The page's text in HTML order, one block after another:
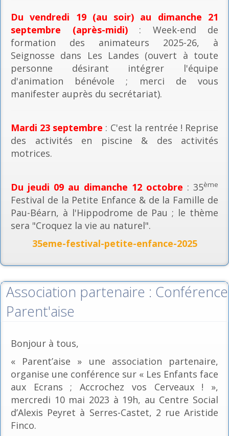
Du vendredi 19 (au soir) au dimanche 21
septembre (après-midi): Week-end de
formation des animateurs 2025-26, à
Seignosse dans Les Landes (ouvert à toute
personne désirant intégrer l'équipe
d'animation bénévole ; merci de vous
manifester auprès du secrétariat).
Mardi 23 septembre : C'est la rentrée ! Reprise
des activités en piscine & des activités
motrices.
Du jeudi 09 au dimanche 12 octobre : 35ème
Festival de la Petite Enfance & de la Famille de
Pau-Béarn, à l'Hippodrome de Pau ; le thème
sera "Croquez la vie au naturel".
35eme-festival-petite-enfance-2025
Association partenaire : Conférence
Parent'aise
Bonjour à tous,
« Parent’aise » une association partenaire,
organise une conférence sur « Les Enfants face
aux Ecrans ; Accrochez vos Cerveaux ! »,
mercredi 10 mai 2023 à 19h, au Centre Social
d’Alexis Peyret à Serres-Castet, 2 rue Aristide
Finco.